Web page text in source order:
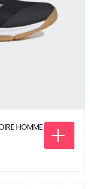
HOMME